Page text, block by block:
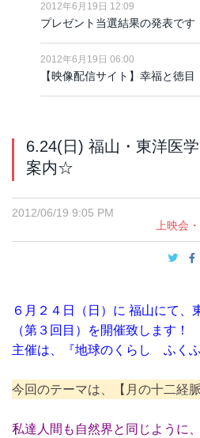
2012年6月19日 12:09
プレゼント当選結果の発表です
2012年6月19日 06:00
【映像配信サイト】幸福と徳
6.24(日) 福山・東洋医
案内☆
2012/06/19 9:05 PM
上映会
６月２４日（日）に 福山にて、
（第３回目）を開催致します！
主催は、『地球のくらし ふく
今回のテーマは、【月の十二経脈
私達人間も自然界と同じように